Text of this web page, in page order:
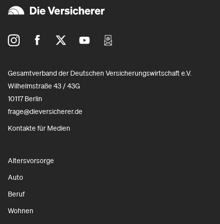
Gesamtverband der Deutschen Versicherungswirtschaft e.V.
Wilhelmstraße 43 / 43G
10117 Berlin
frage@dieversicherer.de
Kontakte für Medien
Altersvorsorge
Auto
Beruf
Wohnen